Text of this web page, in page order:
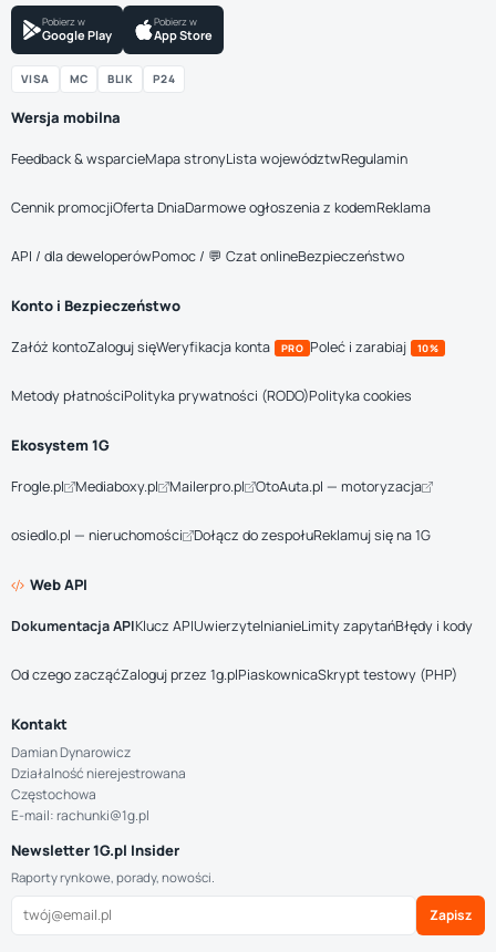
Pobierz w
Google Play
Pobierz w
App Store
VISA MC BLIK P24
Wersja mobilna
Feedback & wsparcieMapa stronyLista województwRegulamin
Cennik promocjiOferta DniaDarmowe ogłoszenia z kodemReklama
API / dla deweloperówPomoc / 💬 Czat onlineBezpieczeństwo
Konto i Bezpieczeństwo
Załóż kontoZaloguj sięWeryfikacja konta PRO Poleć i zarabiaj 10%
Metody płatnościPolityka prywatności (RODO)Polityka cookies
Ekosystem 1G
Frogle.pl Mediaboxy.pl Mailerpro.pl OtoAuta.pl — motoryzacja
osiedlo.pl — nieruchomości Dołącz do zespołuReklamuj się na 1G
Web API
Dokumentacja APIKlucz APIUwierzytelnianieLimity zapytańBłędy i kody
Od czego zacząćZaloguj przez 1g.plPiaskownicaSkrypt testowy (PHP)
Kontakt
Damian Dynarowicz
Działalność nierejestrowana
Częstochowa
E-mail: rachunki@1g.pl
Newsletter 1G.pl Insider
Raporty rynkowe, porady, nowości.
Zapisz